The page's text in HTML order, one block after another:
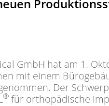
GmbH hat am 1.
mit einem
Der
® für orthopädische